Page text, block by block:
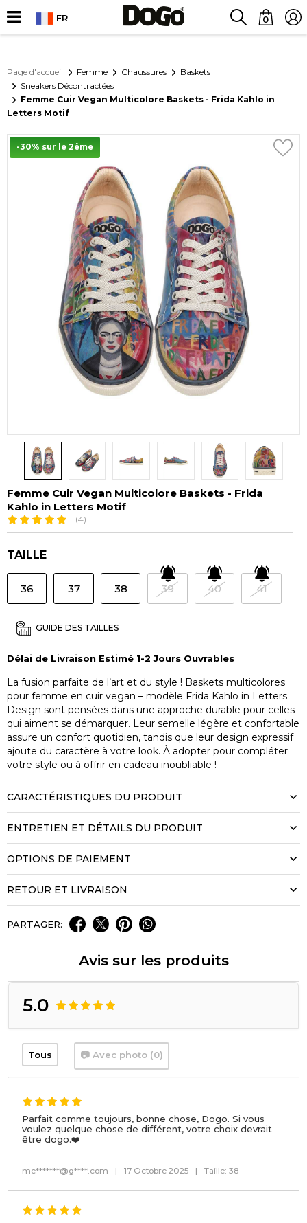
FR 0
Page d'accueil Femme Chaussures
Baskets
Sneakers Décontractées
Femme Cuir Vegan Multicolore Baskets - Frida Kahlo in
Letters Motif
-30% sur le 2ême
Femme Cuir Vegan Multicolore Baskets - Frida
Kahlo in Letters Motif
(4)
TAILLE
36 37 38 39 40 41
GUIDE DES TAILLES
Délai de Livraison Estimé 1-2 Jours Ouvrables
La fusion parfaite de l’art et du style ! Baskets multicolores
pour femme en cuir vegan – modèle Frida Kahlo in Letters
Design sont pensées dans une approche durable pour celles
qui aiment se démarquer. Leur semelle légère et confortable
assure un confort quotidien, tandis que leur design expressif
ajoute du caractère à votre look. À adopter pour compléter
votre style ou à offrir en cadeau inoubliable !
CARACTÉRISTIQUES DU PRODUIT
ENTRETIEN ET DÉTAILS DU PRODUIT
OPTIONS DE PAIEMENT
RETOUR ET LIVRAISON
PARTAGER:
Avis sur les produits
5.0
Tous 📷 Avec photo (0)
Parfait comme toujours, bonne chose, Dogo. Si vous
voulez quelque chose de différent, votre choix devrait
être dogo.❤️
me*******@g****.com | 17 Octobre 2025 | Taille: 38